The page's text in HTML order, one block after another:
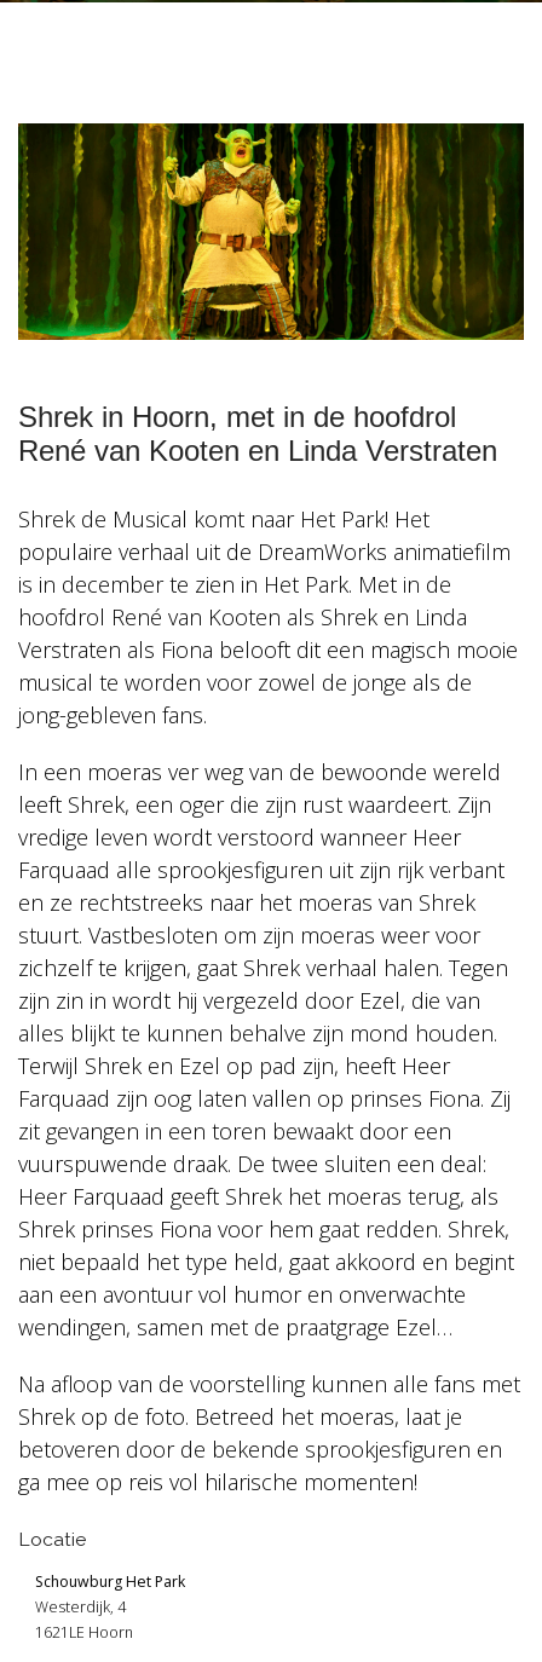
de-
musical-
2
12-
22T12:00:00+00:00
2024-
12-
22T13:30:00+00:00
De
Musical
Shrek in Hoorn, met in de hoofdrol
René van Kooten en Linda Verstraten
Shrek de Musical komt naar Het Park! Het
populaire verhaal uit de DreamWorks animatiefilm
is in december te zien in Het Park. Met in de
hoofdrol René van Kooten als Shrek en Linda
Verstraten als Fiona belooft dit een magisch mooie
musical te worden voor zowel de jonge als de
jong-gebleven fans.
In een moeras ver weg van de bewoonde wereld
leeft Shrek, een oger die zijn rust waardeert. Zijn
vredige leven wordt verstoord wanneer Heer
Farquaad alle sprookjesfiguren uit zijn rijk verbant
en ze rechtstreeks naar het moeras van Shrek
stuurt. Vastbesloten om zijn moeras weer voor
zichzelf te krijgen, gaat Shrek verhaal halen. Tegen
zijn zin in wordt hij vergezeld door Ezel, die van
alles blijkt te kunnen behalve zijn mond houden.
Terwijl Shrek en Ezel op pad zijn, heeft Heer
Farquaad zijn oog laten vallen op prinses Fiona. Zij
zit gevangen in een toren bewaakt door een
vuurspuwende draak. De twee sluiten een deal:
Heer Farquaad geeft Shrek het moeras terug, als
Shrek prinses Fiona voor hem gaat redden. Shrek,
niet bepaald het type held, gaat akkoord en begint
aan een avontuur vol humor en onverwachte
wendingen, samen met de praatgrage Ezel…
Na afloop van de voorstelling kunnen alle fans met
Shrek op de foto. Betreed het moeras, laat je
betoveren door de bekende sprookjesfiguren en
ga mee op reis vol hilarische momenten!
Locatie
Schouwburg Het Park
Westerdijk, 4
1621LE Hoorn